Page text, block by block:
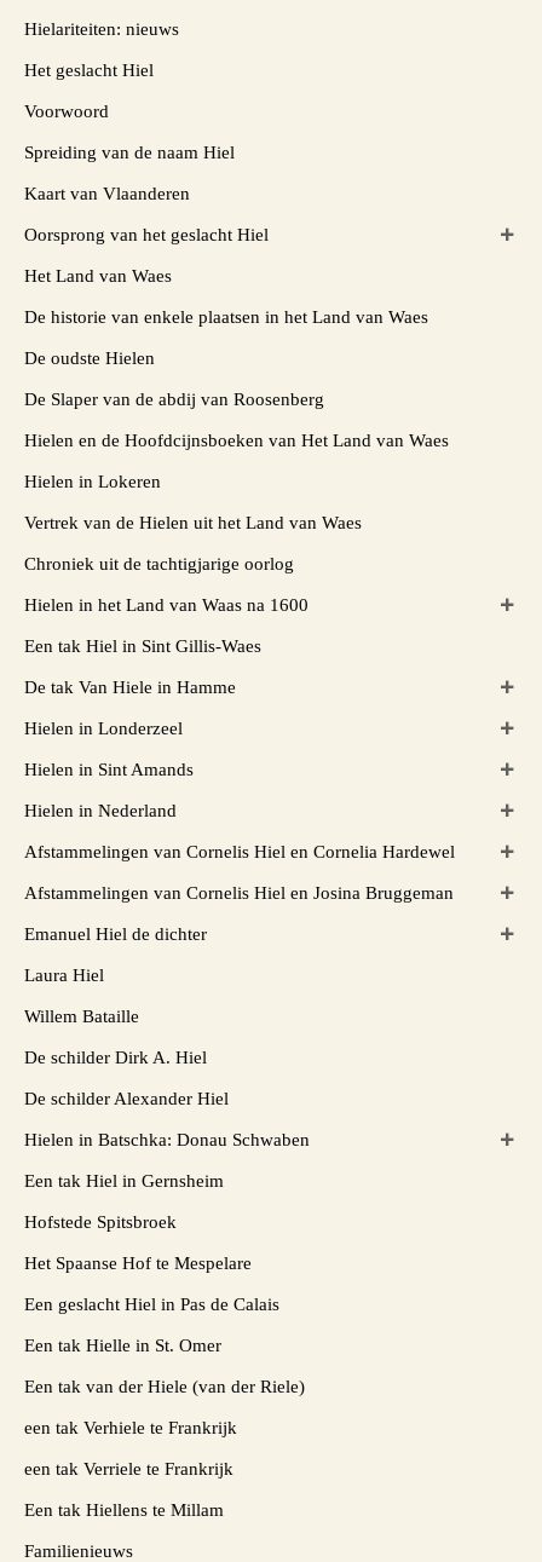
Hielariteiten: nieuws
Het geslacht Hiel
Voorwoord
Spreiding van de naam Hiel
Kaart van Vlaanderen
Oorsprong van het geslacht Hiel
Het Land van Waes
De historie van enkele plaatsen in het Land van Waes
De oudste Hielen
De Slaper van de abdij van Roosenberg
Hielen en de Hoofdcijnsboeken van Het Land van Waes
Hielen in Lokeren
Vertrek van de Hielen uit het Land van Waes
Chroniek uit de tachtigjarige oorlog
Hielen in het Land van Waas na 1600
Een tak Hiel in Sint Gillis-Waes
De tak Van Hiele in Hamme
Hielen in Londerzeel
Hielen in Sint Amands
Hielen in Nederland
Afstammelingen van Cornelis Hiel en Cornelia Hardewel
Afstammelingen van Cornelis Hiel en Josina Bruggeman
Emanuel Hiel de dichter
Laura Hiel
Willem Bataille
De schilder Dirk A. Hiel
De schilder Alexander Hiel
Hielen in Batschka: Donau Schwaben
Een tak Hiel in Gernsheim
Hofstede Spitsbroek
Het Spaanse Hof te Mespelare
Een geslacht Hiel in Pas de Calais
Een tak Hielle in St. Omer
Een tak van der Hiele (van der Riele)
een tak Verhiele te Frankrijk
een tak Verriele te Frankrijk
Een tak Hiellens te Millam
Familienieuws